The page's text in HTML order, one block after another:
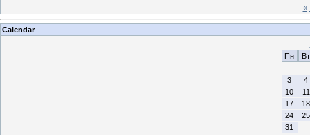
«
Calendar
Пн
Вт
3
4
10
11
17
18
24
25
31